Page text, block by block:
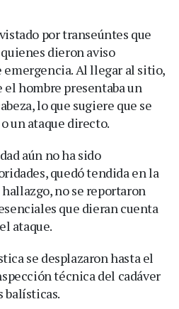
por transeúntes que
dieron aviso
Al llegar al sitio,
hombre presentaba un
lo que sugiere que se
un ataque directo.
aún no ha sido
quedó tendida en la
no se reportaron
que dieran cuenta
ataque.
se desplazaron hasta el
técnica del cadáver
balísticas.